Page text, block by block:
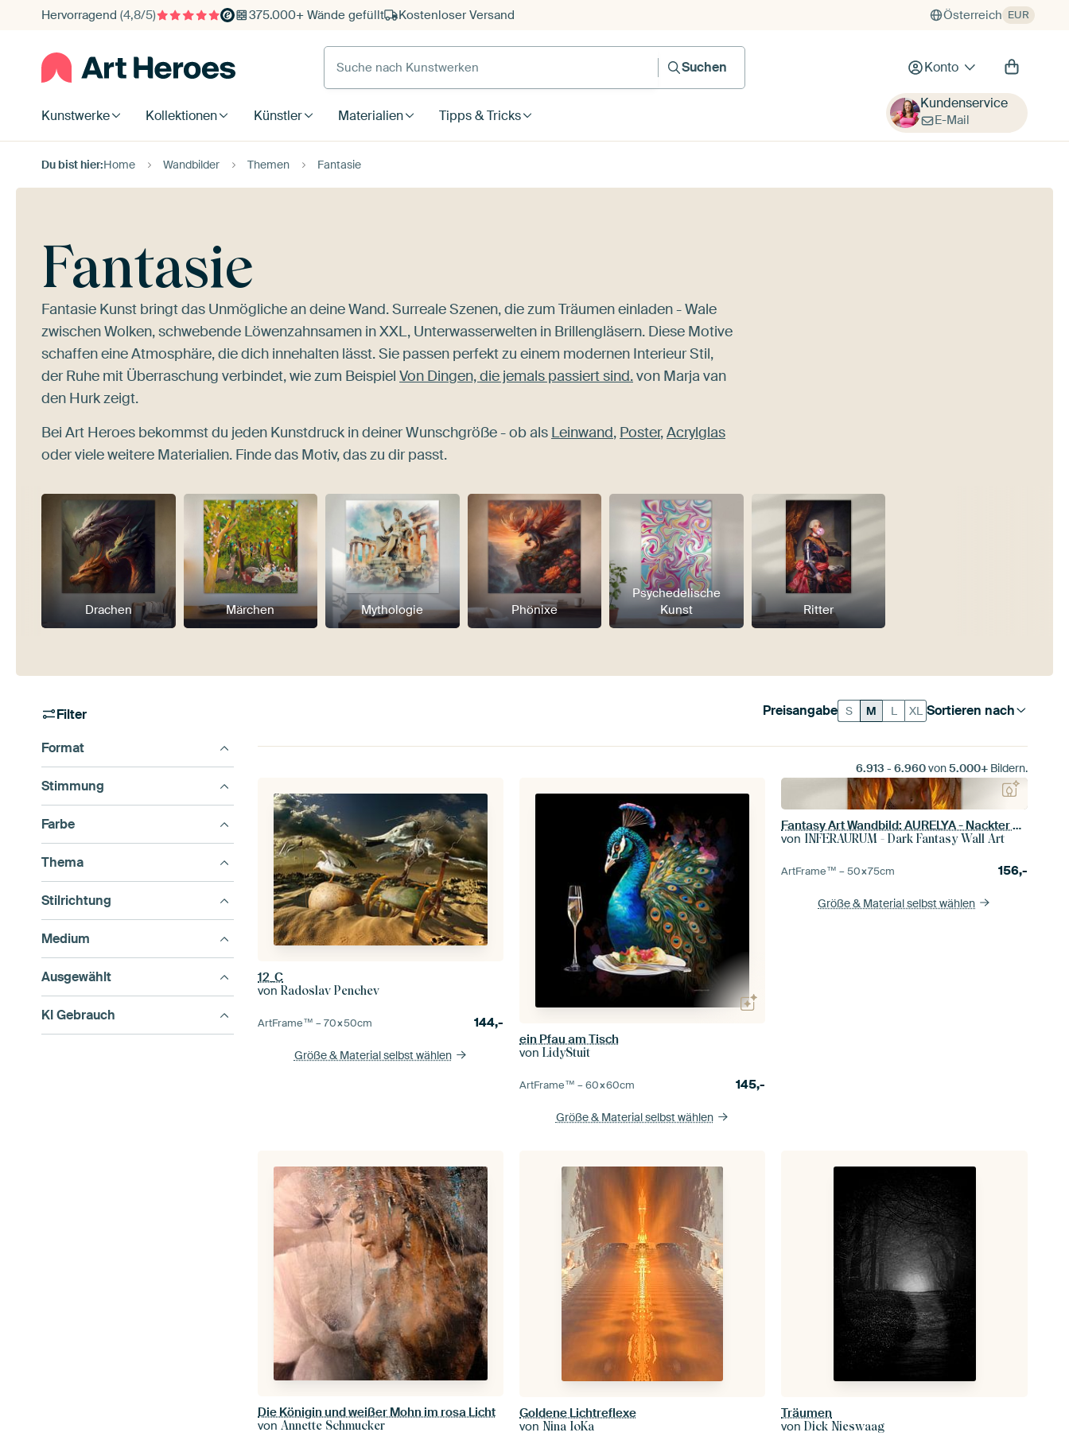
Hervorragend (4,8/5) 375.000+ Wände gefüllt Kostenloser Versand Österreich EUR
Suche nach Kunstwerken
Suchen
Konto
Kunstwerke Kollektionen Künstler Materialien Tipps & Tricks
Kundenservice
E-Mail
Du bist hier:Home Wandbilder Themen Fantasie
Fantasie
Fantasie Kunst bringt das Unmögliche an deine Wand. Surreale Szenen, die zum Träumen einladen - Wale
zwischen Wolken, schwebende Löwenzahnsamen in XXL, Unterwasserwelten in Brillengläsern. Diese Motive
schaffen eine Atmosphäre, die dich innehalten lässt. Sie passen perfekt zu einem modernen Interieur Stil,
der Ruhe mit Überraschung verbindet, wie zum Beispiel Von Dingen, die jemals passiert sind.von Marja van
den Hurk zeigt.
Bei Art Heroes bekommst du jeden Kunstdruck in deiner Wunschgröße - ob als Leinwand, Poster,Acrylglas
oder viele weitere Materialien. Finde das Motiv, das zu dir passt.
Drachen Märchen Mythologie Phönixe
Psychedelische
Kunst
Ritter
Filter
Format
Stimmung
Farbe
Thema
Stilrichtung
Medium
Ausgewählt
KI Gebrauch
Sortieren nach
Preisangabe S M L XL
6.913 - 6.960von5.000+Bildern.
12_C
vonRadoslav Penchev
ArtFrame™ –70×50cm 144,-
Größe & Material selbst wählen
ein Pfau am Tisch
vonLidyStuit
ArtFrame™ –60×60cm 145,-
Größe & Material selbst wählen
Fantasy Art Wandbild: AURELYA - Nackter Engel mit Flügeln im Licht der Ketten
von INFERAURUM - Dark Fantasy Wall Art
ArtFrame™ –50×75cm 156,-
Größe & Material selbst wählen
Die Königin und weißer Mohn im rosa Licht
vonAnnette Schmucker
Goldene Lichtreflexe
von Nina IoKa
Träumen
vonDick Nieswaag